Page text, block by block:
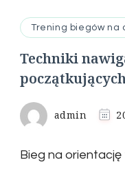
Trening biegów na
Techniki
admin
Bieg na